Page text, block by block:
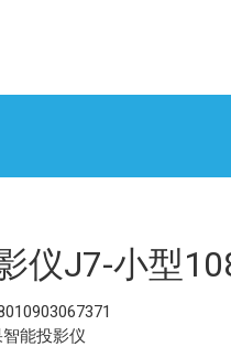
仪J7-小型
能投影仪